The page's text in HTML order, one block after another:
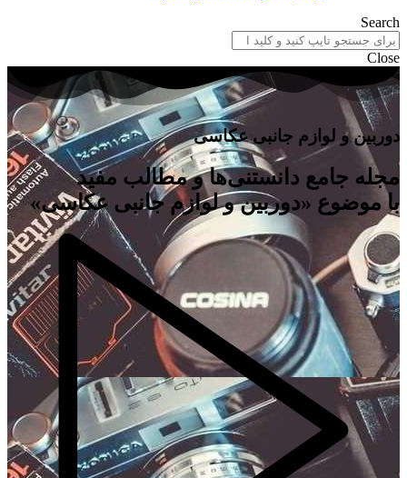
Search
Close
دوربین و لوازم جانبی عکاسی
مجله جامع دانستنی‌ها و مطالب مفید
با موضوع «دوربین و لوازم جانبی عکاسی»